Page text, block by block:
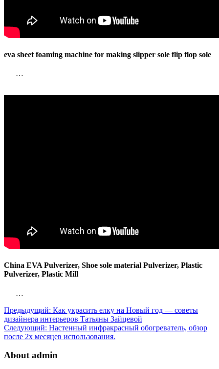
eva sheet foaming machine for making slipper sole flip flop sole
…
China EVA Pulverizer, Shoe sole material Pulverizer, Plastic
Pulverizer, Plastic Mill
…
Предыдущий: Как украсить елку на Новый год — советы
дизайнера интерьеров Татьяны Зайцевой
Следующий: Настенный инфракрасный обогреватель, обзор
после 2х месяцев использования.
About admin